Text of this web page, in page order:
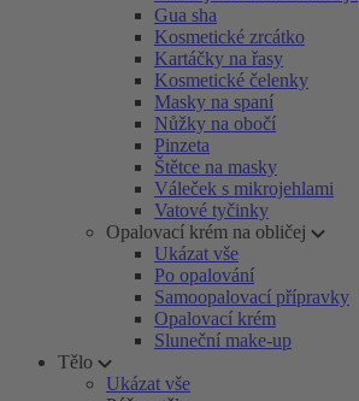
Gua sha
Kosmetické zrcátko
Kartáčky na řasy
Kosmetické čelenky
Masky na spaní
Nůžky na obočí
Pinzeta
Štětce na masky
Váleček s mikrojehlami
Vatové tyčinky
Opalovací krém na obličej
Ukázat vše
Po opalování
Samoopalovací přípravky
Opalovací krém
Sluneční make-up
Tělo
Ukázat vše